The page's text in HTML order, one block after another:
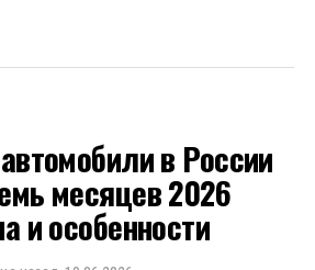
в России
месяцев 2026
и особенности